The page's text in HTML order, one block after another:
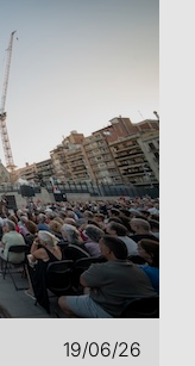
19/06/26